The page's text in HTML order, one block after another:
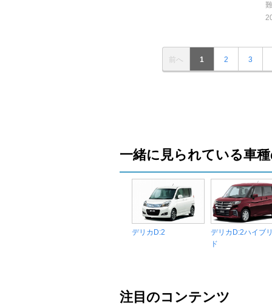
前へ 1 2 3
一緒に見られている車
デリカD:2
デリカD:2ハイブ
ド
注目のコンテンツ